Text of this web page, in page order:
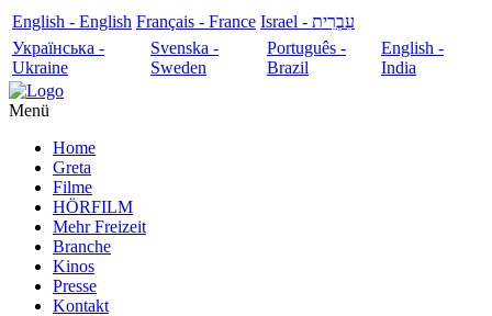
English - English Français - France
עִבְרִית - Israel
Українська -
Ukraine
Svenska -
Sweden
Português -
Brazil
English -
India
Menü
Home
Greta
Filme
HÖRFILM
Mehr Freizeit
Branche
Kinos
Presse
Kontakt